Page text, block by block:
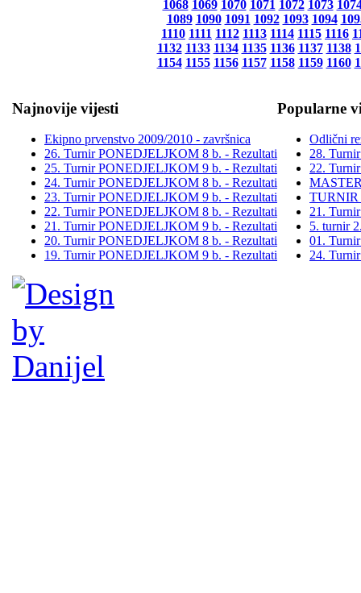
1068 1069 1070 1071 1072 1073
1089 1090 1091 1092 1093 1094
1110 1111 1112 1113 1114 1115 1116
1132 1133 1134 1135 1136 1137 1138
1154 1155 1156 1157 1158 1159 1160
Najnovije vijesti
Ekipno prvenstvo 2009/2010 - završnica
26. Turnir PONEDJELJKOM 8 b. - Rezultati
25. Turnir PONEDJELJKOM 9 b. - Rezultati
24. Turnir PONEDJELJKOM 8 b. - Rezultati
23. Turnir PONEDJELJKOM 9 b. - Rezultati
22. Turnir PONEDJELJKOM 8 b. - Rezultati
21. Turnir PONEDJELJKOM 9 b. - Rezultati
20. Turnir PONEDJELJKOM 8 b. - Rezultati
19. Turnir PONEDJELJKOM 9 b. - Rezultati
Popularne
Odlični
28.
22.
TURNIR
21.
5. turnir
01.
24.